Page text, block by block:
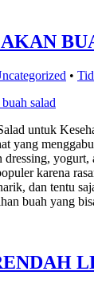
•
untuk
yang
dressing, yogurt,
karena
dan tentu
buah yang